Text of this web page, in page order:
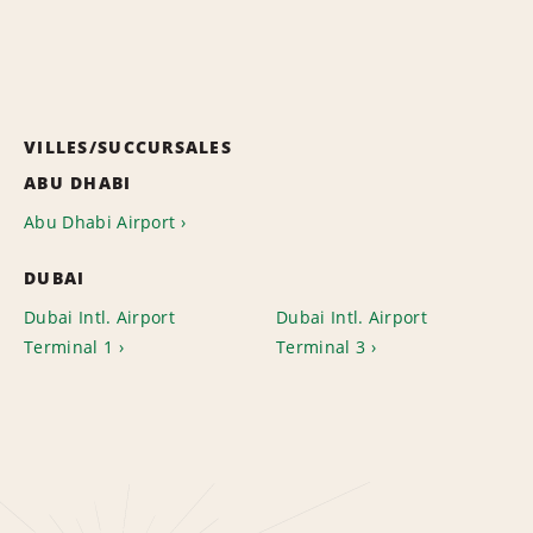
VILLES/SUCCURSALES
ABU DHABI
Abu Dhabi Airport
DUBAI
Dubai Intl. Airport
Terminal 1
Dubai Intl. Airport
Terminal 3